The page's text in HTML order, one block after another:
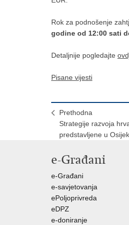
Rok za podnošenje
godine od 12:00 sati
Detaljnije pogledajte
Pisane vijesti
Prethodna
Strategije razvoja
predstavljene u
e-Građani
e-Građani
e-savjetovanja
ePoljoprivreda
eDPZ
e-doniranje